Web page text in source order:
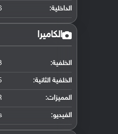
الداخلية:
الكاميرا
الخلفية: flash,
الخلفية الثانية: flash
المميزات:
الفيديو: